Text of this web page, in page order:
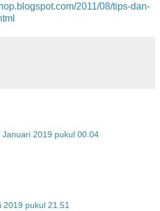
2011/08/tips-dan-
Januari 2019 pukul 00.04
2019 pukul 21.51